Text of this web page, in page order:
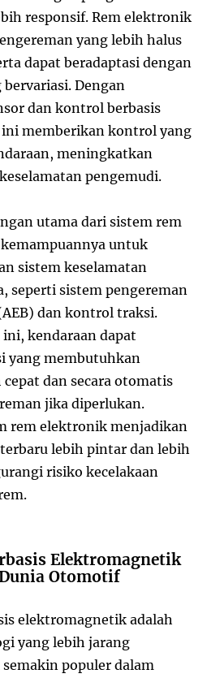
responsif. Rem elektronik
yang lebih halus
dapat beradaptasi dengan
Dengan
dan kontrol berbasis
memberikan kontrol yang
meningkatkan
pengemudi.
utama dari sistem rem
untuk
sistem keselamatan
seperti sistem pengereman
dan kontrol traksi.
kendaraan dapat
yang membutuhkan
dan secara otomatis
jika diperlukan.
rem elektronik menjadikan
lebih pintar dan lebih
risiko kecelakaan
Elektromagnetik
Otomotif
elektromagnetik adalah
yang lebih jarang
populer dalam